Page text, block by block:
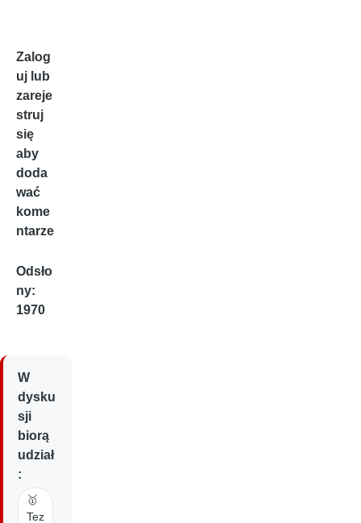
Zalog
uj lub
zareje
struj
się
aby
doda
wać
kome
ntarze
Odsło
ny:
1970
W
dysku
sji
biorą
udział
:
🥇
Tez